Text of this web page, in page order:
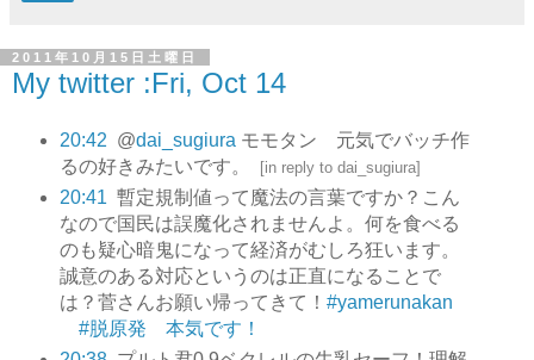
2011年10月15日土曜日
My twitter :Fri, Oct 14
20:42 @dai_sugiuraモモタン 元気でバッチ作
るの好きみたいです。
[in reply to dai_sugiura]
20:41 暫定規制値って魔法の言葉ですか？こん
なので国民は誤魔化されませんよ。何を食べる
のも疑心暗鬼になって経済がむしろ狂います。
誠意のある対応というのは正直になることで
は？菅さんお願い帰ってきて！ #yamerunakan
#脱原発 本気です！